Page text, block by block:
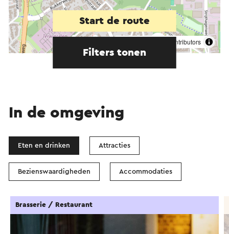
contributors
Start de route
Filters tonen
In de omgeving
Eten en drinken Attracties
Bezienswaardigheden Accommodaties
Brasserie / Restaurant